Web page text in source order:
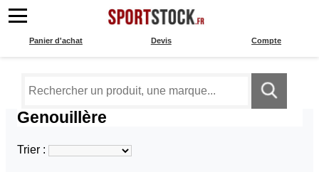
Compte
Devis
Panier d'achat
Genouillère
Trier :